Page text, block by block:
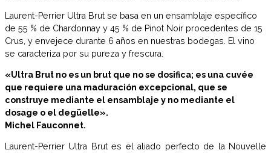
Laurent-Perrier Ultra Brut se basa en un ensamblaje específico
de 55 % de Chardonnay y 45 % de Pinot Noir procedentes de 15
Crus, y envejece durante 6 años en nuestras bodegas. El vino
se caracteriza por su pureza y frescura.
«Ultra Brut no es un brut que no se dosifica; es una cuvée
que requiere una maduración excepcional, que se
construye mediante el ensamblaje y no mediante el
dosage o el degüelle».
Michel Fauconnet.
Laurent-Perrier Ultra Brut es el aliado perfecto de la Nouvelle